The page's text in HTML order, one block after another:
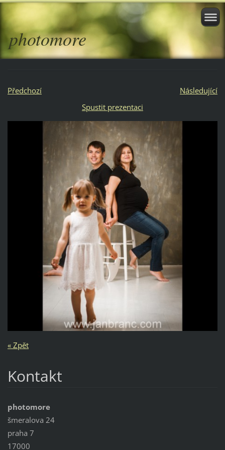
photomore
Předchozí
Následující
Spustit prezentaci
« Zpět
Kontakt
photomore
šmeralova 24
praha 7
17000